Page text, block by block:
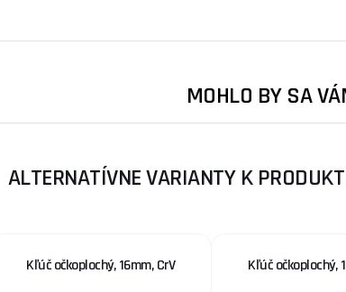
MOHLO BY SA
ALTERNATÍVNE VARIANTY K
Kľúč očkoplochý, 16mm, CrV Kľúč očkoplochý,